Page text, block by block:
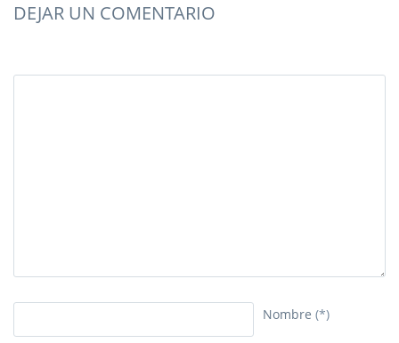
DEJAR UN COMENTARIO
Nombre (*)